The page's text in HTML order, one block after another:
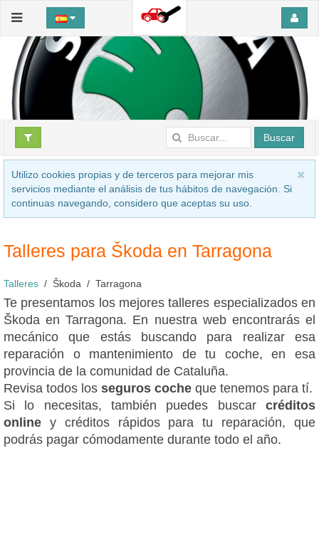
Buscar
Utilizo cookies propias y de terceros para mejorar mis
servicios mediante el análisis de tus hábitos de navegación. Si
continuas navegando, considero que aceptas su uso.
Talleres para Škoda en Tarragona
Talleres Škoda Tarragona
Te presentamos los mejores talleres especializados en
Škoda en Tarragona. En nuestra web encontrarás el
mecánico que estás buscando para realizar esa
reparación o mantenimiento de tu coche, en esa
provincia de la comunidad de Cataluña.
Revisa todos los seguros coche que tenemos para tí.
Si lo necesitas, también puedes buscar créditos
online y créditos rápidos para tu reparación, que
podrás pagar cómodamente durante todo el año.